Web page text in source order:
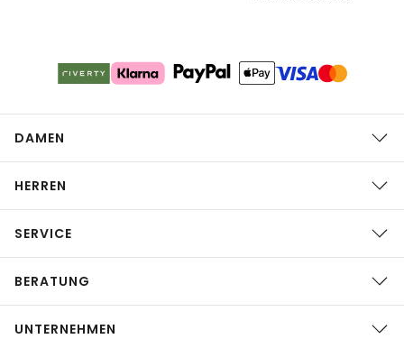
DAMEN
HERREN
SERVICE
BERATUNG
UNTERNEHMEN